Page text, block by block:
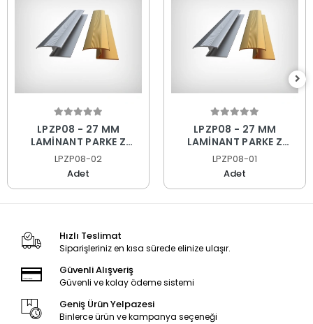
LPZP08 - 27 MM
LAMİNANT PARKE Z
PROFİLİ SARI ELOKSAL
270 CM
LPZP08-02
Adet
LPZP08 - 27 MM
LAMİNANT PARKE Z
PROFİLİ MAT ELOKSAL
270 CM
LPZP08-01
Adet
Hızlı Teslimat
Siparişleriniz en kısa sürede elinize ulaşır.
Güvenli Alışveriş
Güvenli ve kolay ödeme sistemi
Geniş Ürün Yelpazesi
Binlerce ürün ve kampanya seçeneği